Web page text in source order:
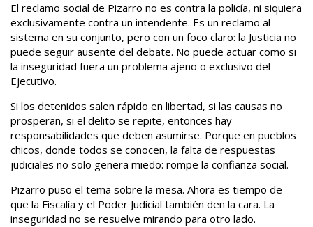
El reclamo social de Pizarro no es contra la policía, ni siquiera
exclusivamente contra un intendente. Es un reclamo al
sistema en su conjunto, pero con un foco claro: la Justicia no
puede seguir ausente del debate. No puede actuar como si
la inseguridad fuera un problema ajeno o exclusivo del
Ejecutivo.
Si los detenidos salen rápido en libertad, si las causas no
prosperan, si el delito se repite, entonces hay
responsabilidades que deben asumirse. Porque en pueblos
chicos, donde todos se conocen, la falta de respuestas
judiciales no solo genera miedo: rompe la confianza social.
Pizarro puso el tema sobre la mesa. Ahora es tiempo de
que la Fiscalía y el Poder Judicial también den la cara. La
inseguridad no se resuelve mirando para otro lado.